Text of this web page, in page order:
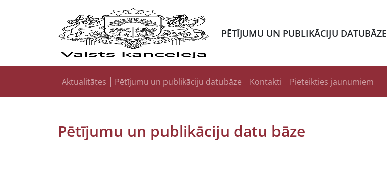
PĒTĪJUMU UN PUBLIKĀCIJU DATUBĀZE
Aktualitātes Pētījumu un publikāciju datubāze Kontakti Pieteikties jaunumiem
Pētījumu un publikāciju datu bāze